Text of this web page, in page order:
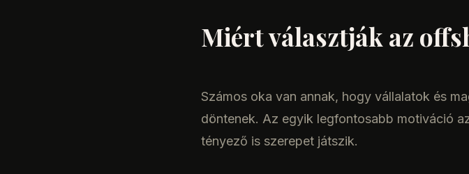
Miért választják az
Számos oka van annak, hogy vállalatok és
döntenek. Az egyik legfontosabb motiváció
tényező is szerepet játszik.